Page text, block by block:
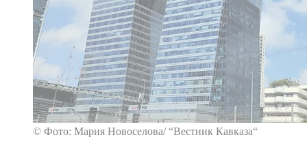
© Фото: Мария Новоселова/ “Вестник Кавказа“